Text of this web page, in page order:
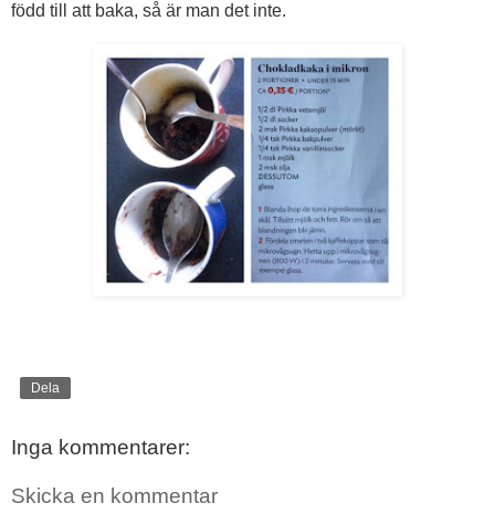
född till att baka, så är man det inte.
Dela
Inga kommentarer:
Skicka en kommentar